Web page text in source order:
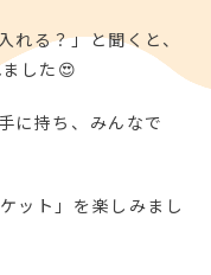
れる？」と聞くと、
した😍
に持ち、みんなで
ット」を楽しみまし